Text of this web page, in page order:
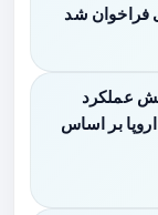
فراخوان شد
عملکرد
بر اساس